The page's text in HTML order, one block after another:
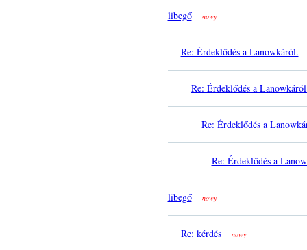
libegő nowy
Re: Érdeklődés a Lanowkáról.
Re: Érdeklődés a
Re: Érdeklődés a
Re: Érdeklődés a
libegő nowy
Re: kérdés nowy